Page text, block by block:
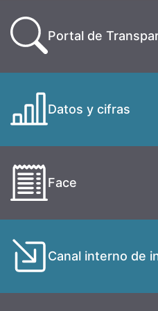
Portal de
Datos y cifras
Face
Canal interno de